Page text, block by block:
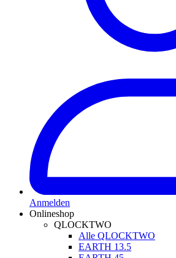
Anmelden
Onlineshop
QLOCKTWO
Alle QLOCKTWO
EARTH 13.5